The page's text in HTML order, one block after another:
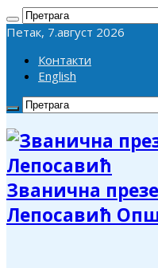
Петак, 7.август 2026
Контакти
English
Званична
Лепосавић